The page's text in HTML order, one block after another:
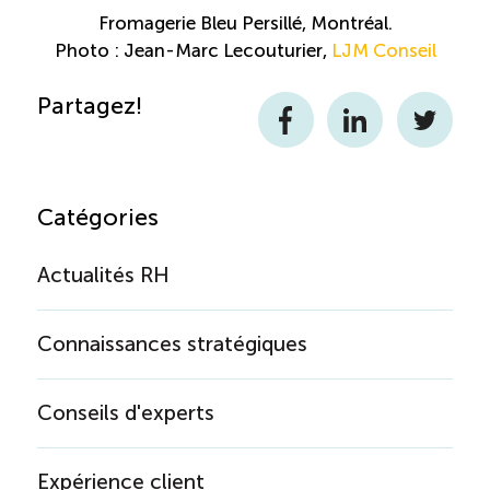
Reconnaissance des compétences (RCMO)
Bilan et reconnaissance des acquis (RAC)
Valorisation des métiers et carrières en tourisme
Fromagerie Bleu Persillé, Montréal.
Photo : Jean-Marc Lecouturier, LJM Conseil
Partagez!
FacebookLinkedInTwitter
Catégories
Actualités RH
Connaissances stratégiques
Conseils d'experts
Expérience client